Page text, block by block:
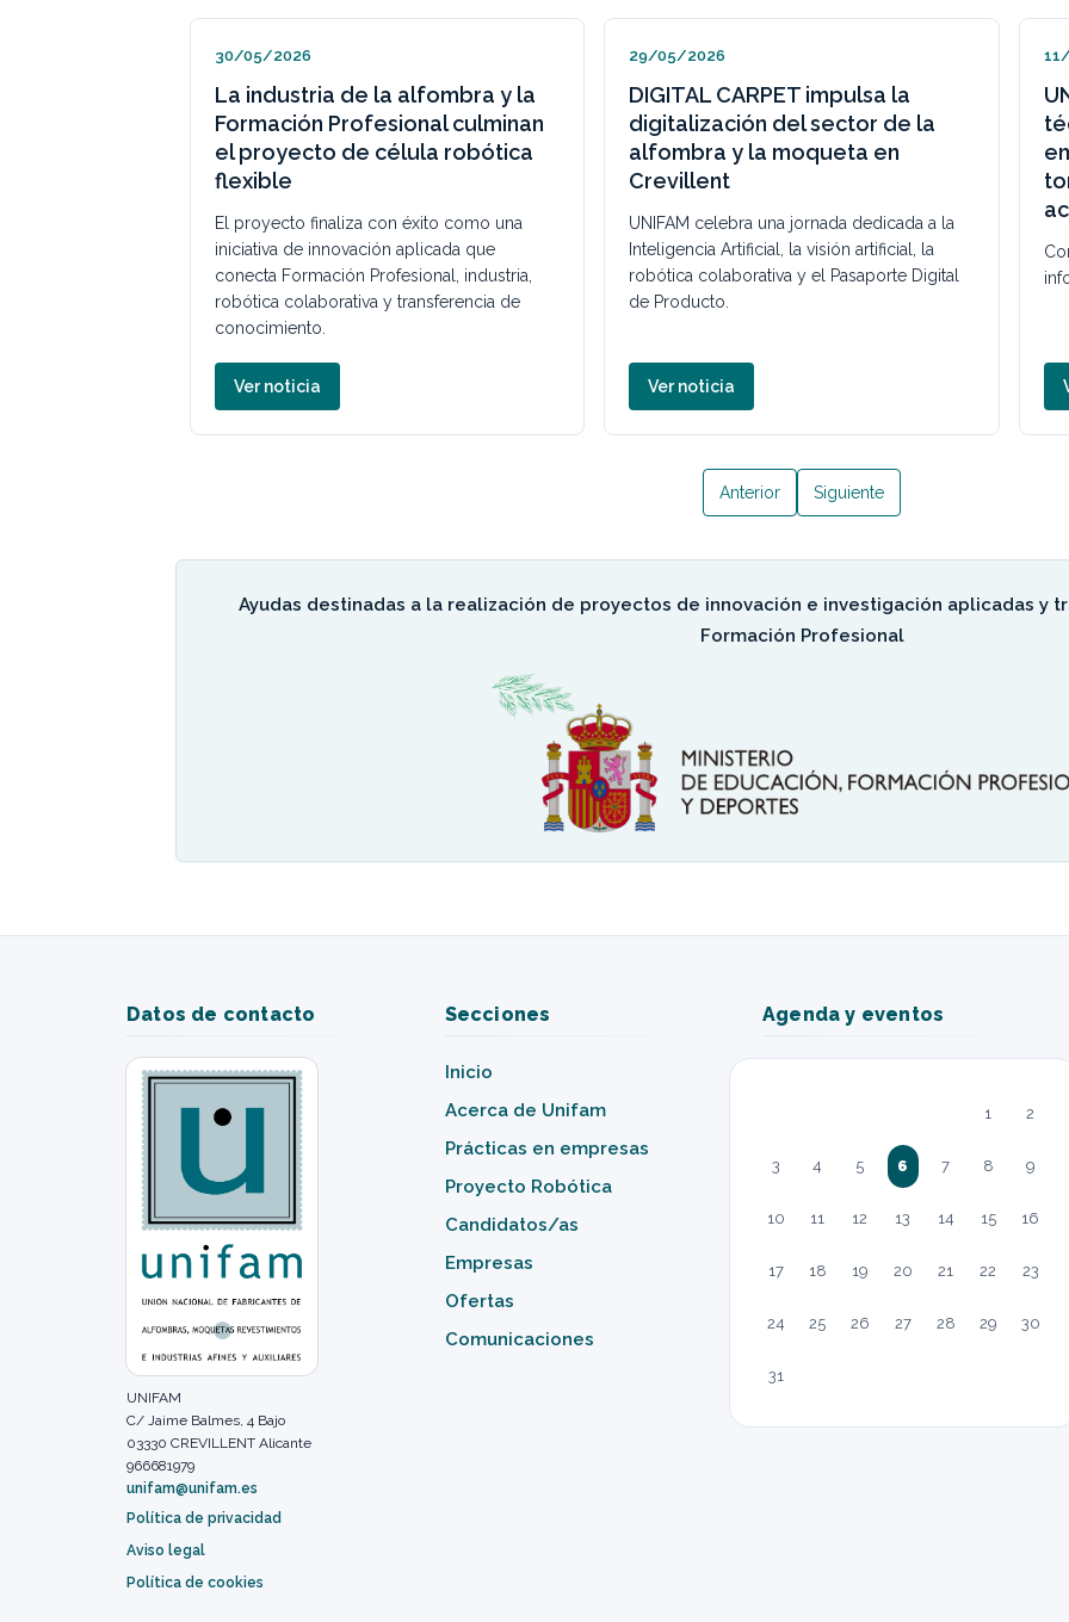
29/05/2026
DIGITAL CARPET impulsa la
digitalización del sector de la
alfombra y la moqueta en
Crevillent
UNIFAM celebra una jornada dedicada a la
Inteligencia Artificial, la visión artificial, la
robótica colaborativa y el Pasaporte Digital
de Producto.
Ver noticia
11/06/2025
UNIFAM organizará jornadas
técnicas para conectar
empresas, expertos y centros en
torno a la automatización del
acabado de alfombras
Consulta la noticia completa para ampliar la
información sobre esta actuación.
Ver noticia
Anterior Siguiente
Ayudas destinadas a la realización de proyectos de innovación e investigación aplicadas y
Formación Profesional
Datos de contacto
UNIFAM
C/ Jaime Balmes, 4 Bajo
03330 CREVILLENT Alicante
966681979
unifam@unifam.es
Política de privacidad
Aviso legal
Política de cookies
Secciones
Inicio
Acerca de Unifam
Prácticas en empresas
Proyecto Robótica
Candidatos/as
Empresas
Ofertas
Comunicaciones
Agenda y eventos
1 2
3 4 5 6 7 8 9
10 11 12 13 14 15 16
17 18 19 20 21 22 23
24 25 26 27 28 29 30
31